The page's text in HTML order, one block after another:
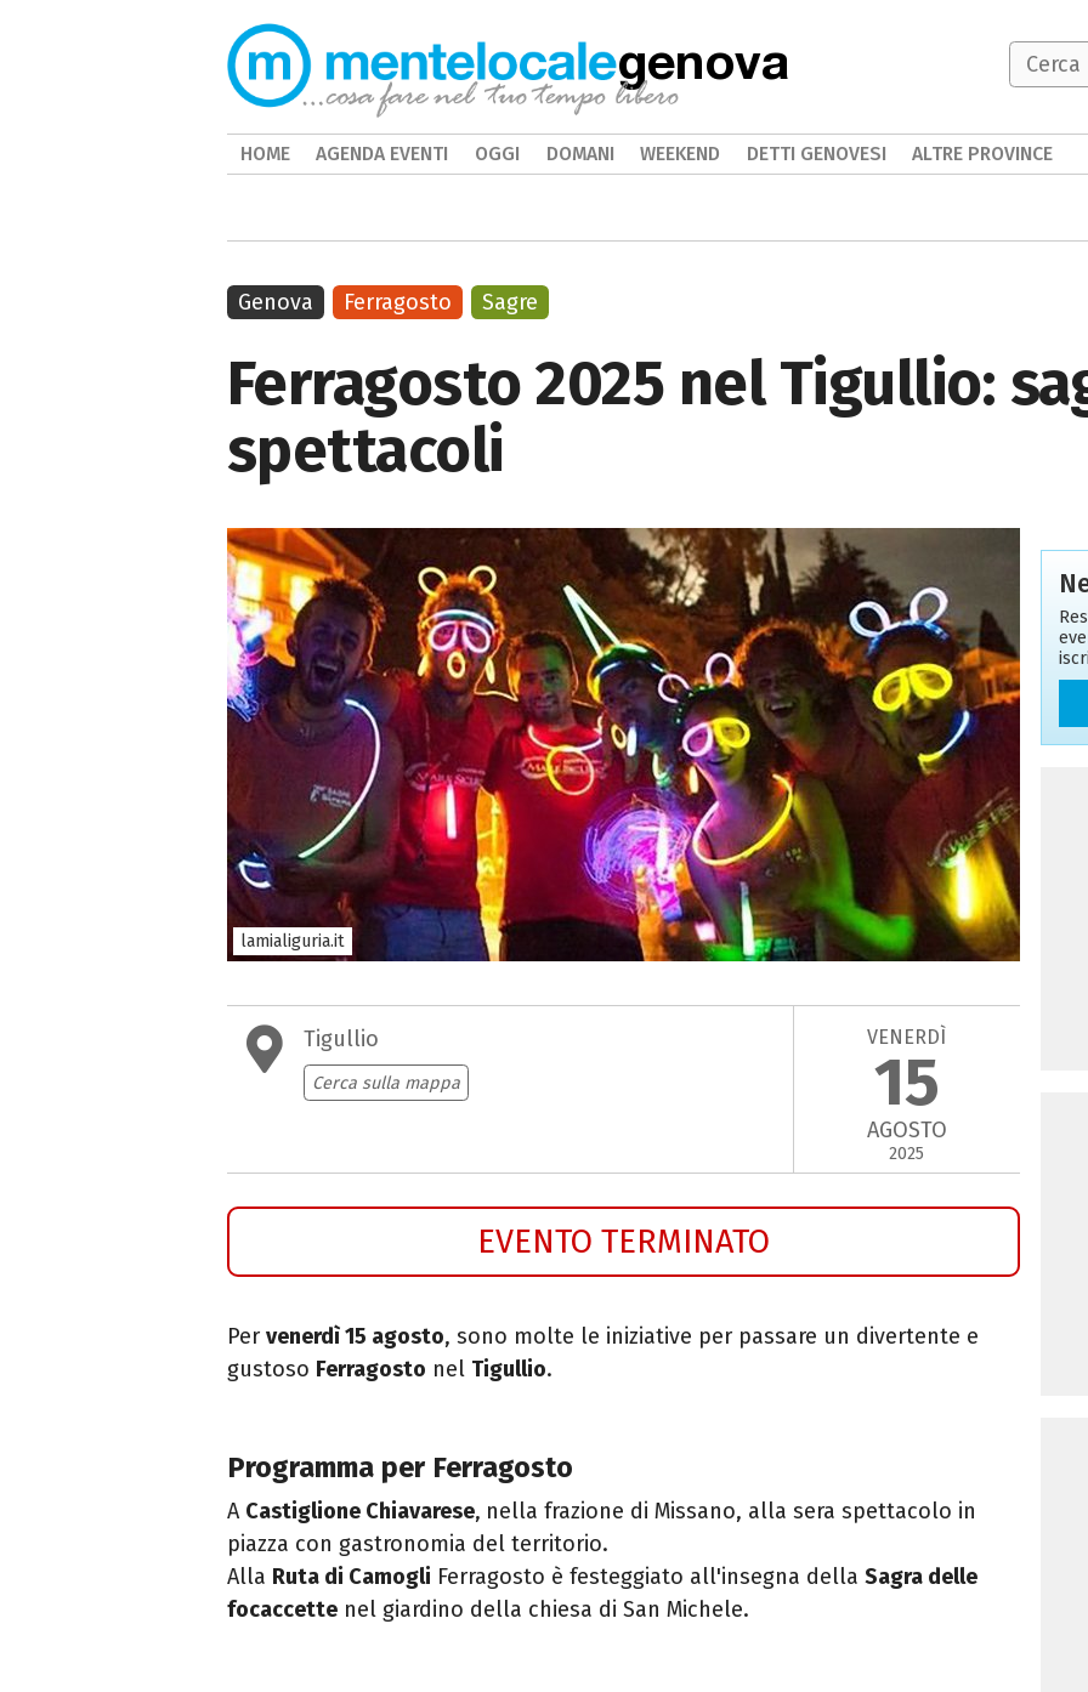
Ferragosto 2025 nel Tigullio:
spettacoli
lamialiguria.it
Tigullio
Cerca sulla mappa
VENERDÌ
15
AGOSTO
2025
EVENTO TERMINATO
Per venerdì 15 agosto, sono molte le iniziative per passare un divertente e
gustoso Ferragosto nel Tigullio.
Programma per Ferragosto
A Castiglione Chiavarese, nella frazione di Missano, alla sera spettacolo in
piazza con gastronomia del territorio.
Alla Ruta di Camogli Ferragosto è festeggiato all'insegna della Sagra delle
focaccette nel giardino della chiesa di San Michele.
Genova Ferragosto Sagre
genova
HOME AGENDA EVENTI OGGI DOMANI WEEKEND DETTI GENOVESI ALTRE PROVINCE